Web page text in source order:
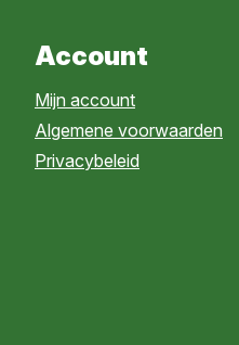
Account
Mijn account
Algemene voorwaarden
Privacybeleid